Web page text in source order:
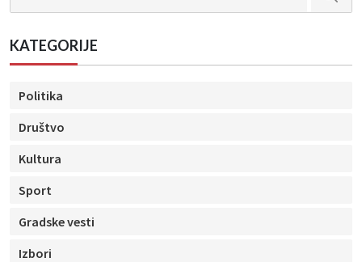
KATEGORIJE
Politika
Društvo
Kultura
Sport
Gradske vesti
Izbori